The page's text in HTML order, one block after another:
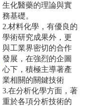
生化醫藥的理論與實
務基礎。
2.材料化學，有優良的
學術研究成果外，更
與工業界密切的合作
發展，在強烈的企圖
心下，積極主導著產
業相關的關鍵技術
3.在分析化學方面，著
重於各項分析技術的